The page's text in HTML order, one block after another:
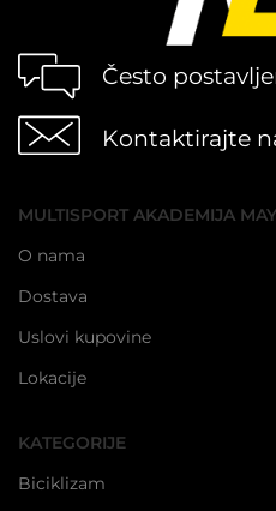
Često
Kontaktirajte
MULTISPORT AKADEMIJA
O nama
Dostava
Uslovi kupovine
Lokacije
KATEGORIJE
Biciklizam